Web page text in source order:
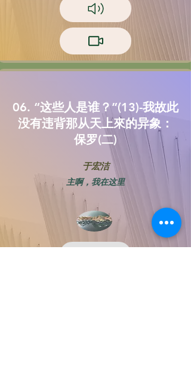
06. “这些人是谁？”(13)-我故此
没有违背那从天上來的异象：
保罗(二)
于宏洁
主啊，我在这里